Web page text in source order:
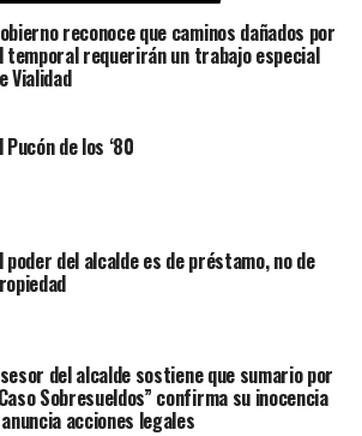
reconoce que caminos dañados por
temporal requerirán un trabajo especial
Vialidad
Pucón de los ‘80
poder del alcalde es de préstamo, no de
del alcalde sostiene que sumario por
Sobresueldos” confirma su inocencia
acciones legales